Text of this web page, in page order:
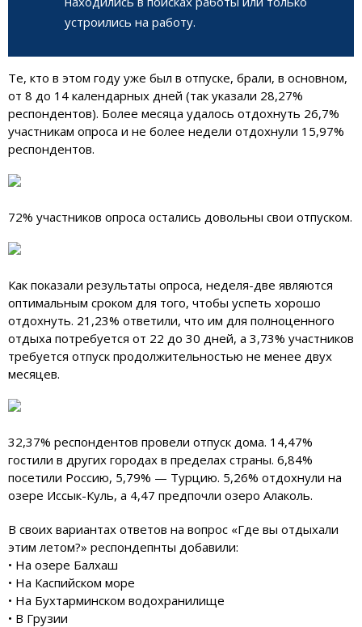
устроились на работу.
Те, кто в этом году уже был в отпуске, брали, в основном,
от 8 до 14 календарных дней (так указали 28,27%
респондентов). Более месяца удалось отдохнуть 26,7%
участникам опроса и не более недели отдохнули 15,97%
респондентов.
72% участников опроса остались довольны свои отпуском.
Как показали результаты опроса, неделя-две являются
оптимальным сроком для того, чтобы успеть хорошо
отдохнуть. 21,23% ответили, что им для полноценного
отдыха потребуется от 22 до 30 дней, а 3,73% участников
требуется отпуск продолжительностью не менее двух
месяцев.
32,37% респондентов провели отпуск дома. 14,47%
гостили в других городах в пределах страны. 6,84%
посетили Россию, 5,79% — Турцию. 5,26% отдохнули на
озере Иссык-Куль, а 4,47 предпочли озеро Алаколь.
В своих вариантах ответов на вопрос «Где вы отдыхали
этим летом?» респондепнты добавили:
• На озере Балхаш
• На Каспийском море
• На Бухтарминском водохранилище
• В Грузии